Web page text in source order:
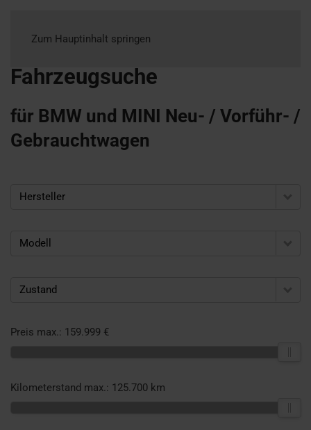
Zum Hauptinhalt springen
Fahrzeugsuche
für BMW und MINI Neu- / Vorführ- /
Gebrauchtwagen
Hersteller
Modell
Zustand
Preis max.: 159.999 €
Kilometerstand max.: 125.700 km